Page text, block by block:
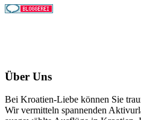
Über Uns
Bei Kroatien-Liebe können Sie
Wir vermitteln spannenden